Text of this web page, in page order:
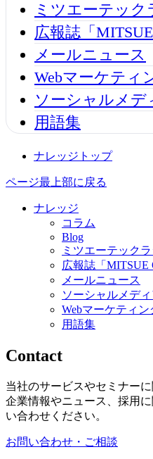
ミツエーテック
広報誌「MITSUE
メールニュース
Webマーケティ
ソーシャルメデ
用語集
ナレッジトップ
ページ最上部に戻る
ナレッジ
コラム
Blog
ミツエーテック
広報誌「MITSUE
メールニュース
ソーシャルメデ
Webマーケティ
用語集
Contact
当社のサービスやセミナー
企業情報やニュース、採用
い合わせください。
お問い合わせ・ご相談